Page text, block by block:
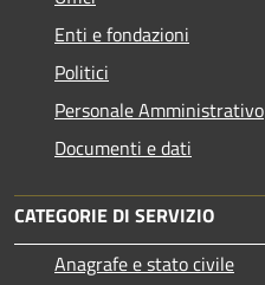
Enti e fondazioni
Politici
Personale Amministrativo
Documenti e dati
CATEGORIE DI SERVIZIO
Anagrafe e stato civile